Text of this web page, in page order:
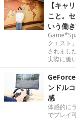
【キャ
こと。
いう働
クエスト
されまし
実際に働
ンドル
感
体感的に
でプレイ